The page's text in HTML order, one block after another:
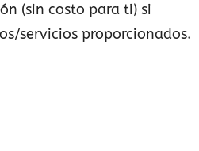
(sin costo para ti) si
servicios proporcionados.